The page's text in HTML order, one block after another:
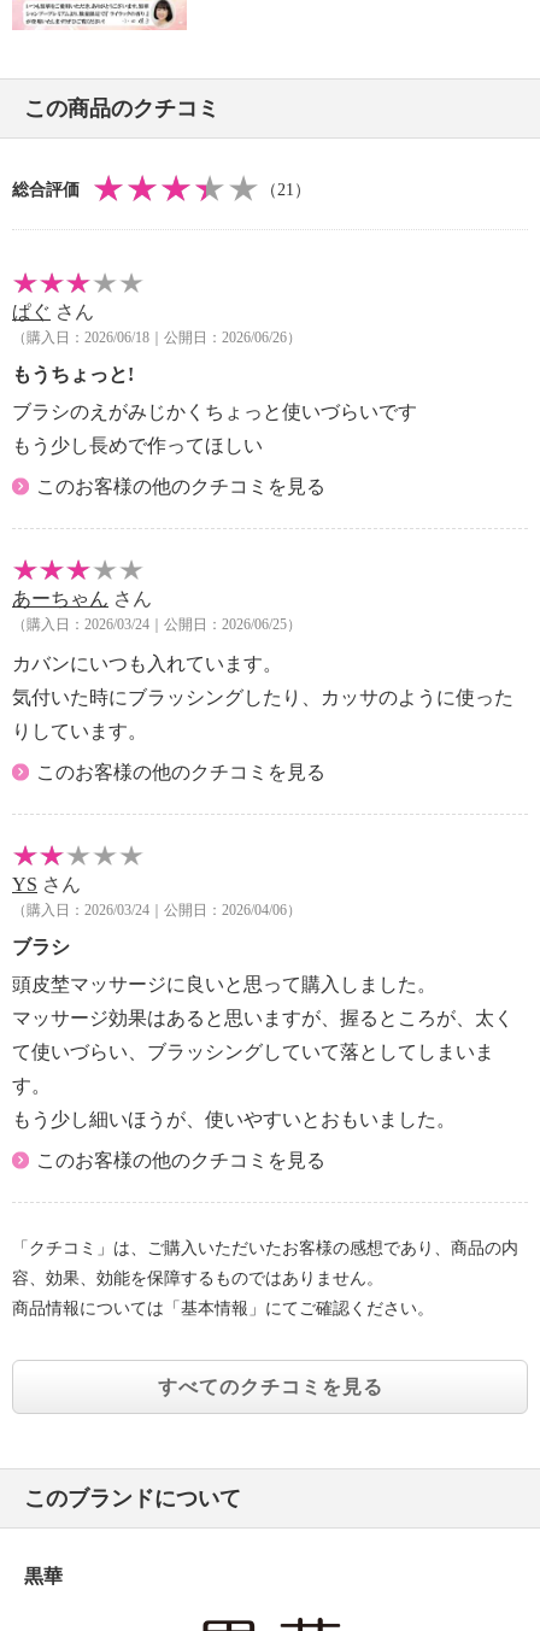
・赤ら顔または皮膚が薄い方、皮膚に炎症を起こし
されている方、手術後３か月以内の方、けがをされて
いる方、生理中の方
・以下に該当される方は使用前に専門医に相談する
・内臓疾患の薬を服用の方、ホルモン剤などをご使
用の方
【原産国（地）】
この商品のクチコミ
総合評価 （21）
ぱぐ さん
（購入日：2026/06/18｜公開日：2026/06/26）
もうちょっと!
ブラシのえがみじかくちょっと使いづらいです
もう少し長めで作ってほしい
このお客様の他のクチコミを見る
あーちゃん さん
（購入日：2026/03/24｜公開日：2026/06/25）
カバンにいつも入れています。
気付いた時にブラッシングしたり、カッサのように使った
りしています。
このお客様の他のクチコミを見る
YS さん
（購入日：2026/03/24｜公開日：2026/04/06）
ブラシ
頭皮埜マッサージに良いと思って購入しました。
マッサージ効果はあると思いますが、握るところが、太く
て使いづらい、ブラッシングしていて落としてしまいま
す。
もう少し細いほうが、使いやすいとおもいました。
このお客様の他のクチコミを見る
「クチコミ」は、ご購入いただいたお客様の感想であり、商品の内
容、効果、効能を保障するものではありません。
商品情報については「基本情報」にてご確認ください。
すべてのクチコミを見る
このブランドについて
黒華